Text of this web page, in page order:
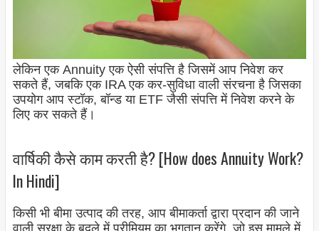
लेकिन एक Annuity एक ऐसी संपत्ति है जिसमें आप निवेश कर
सकते हैं, जबकि एक IRA एक कर-सुविधा वाली संरचना है जिसका
उपयोग आप स्टॉक, बॉन्ड या ETF जैसी संपत्ति में निवेश करने के
लिए कर सकते हैं।
वार्षिकी कैसे काम करती है? [How does Annuity Work?
In Hindi]
किसी भी बीमा उत्पाद की तरह, आप बीमाकर्ता द्वारा प्रदान की जाने